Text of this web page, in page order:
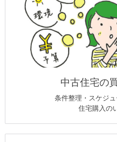
中古住宅の
条件整理・スケジ
住宅購入の